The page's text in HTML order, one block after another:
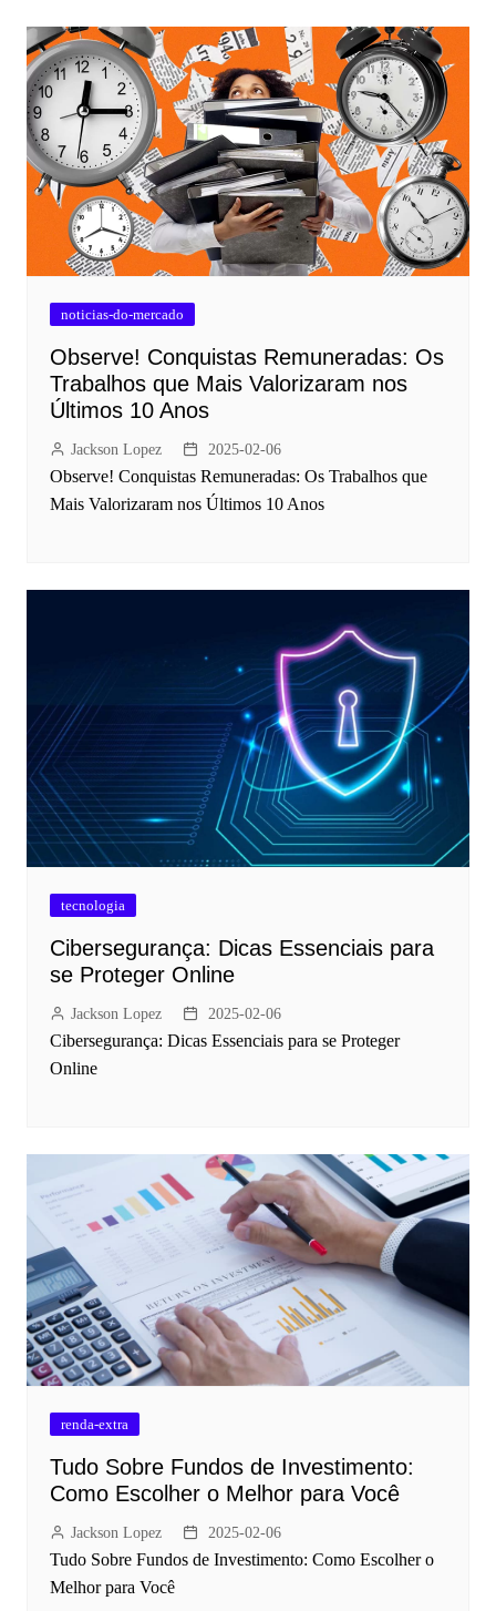
noticias-do-mercado
Observe! Conquistas Remuneradas: Os
Trabalhos que Mais Valorizaram nos
Últimos 10 Anos
Jackson Lopez 2025-02-06
Observe! Conquistas Remuneradas: Os Trabalhos que
Mais Valorizaram nos Últimos 10 Anos
tecnologia
Cibersegurança: Dicas Essenciais para
se Proteger Online
Jackson Lopez 2025-02-06
Cibersegurança: Dicas Essenciais para se Proteger
Online
renda-extra
Tudo Sobre Fundos de Investimento:
Como Escolher o Melhor para Você
Jackson Lopez 2025-02-06
Tudo Sobre Fundos de Investimento: Como Escolher o
Melhor para Você